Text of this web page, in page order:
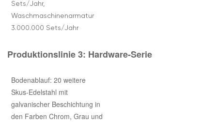
Sets/Jahr,
Waschmaschinenarmatur
3.000.000 Sets/Jahr
Produktionslinie 3: Hardware-Serie
Bodenablauf: 20 weitere
Skus-Edelstahl mit
galvanischer Beschichtung in
den Farben Chrom, Grau und